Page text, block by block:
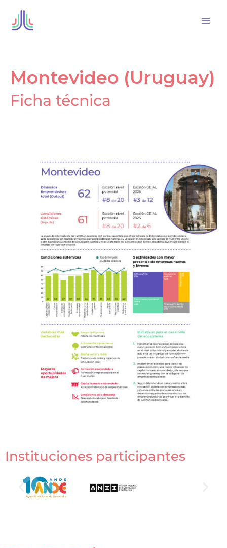
contenido
Montevideo
Por/
Montevideo (Uruguay)
Ficha técnica
Instituciones participantes